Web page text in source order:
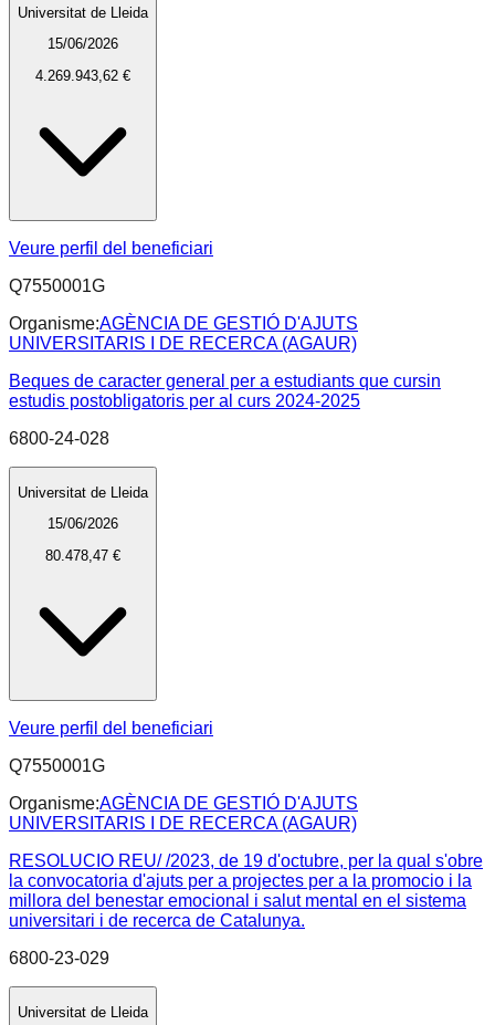
Universitat de Lleida
15/06/2026
4.269.943,62 €
Veure perfil del beneficiari
Q7550001G
Organisme:AGÈNCIA DE GESTIÓ D'AJUTS
UNIVERSITARIS I DE RECERCA (AGAUR)
Beques de caracter general per a estudiants que cursin
estudis postobligatoris per al curs 2024-2025
6800-24-028
Universitat de Lleida
15/06/2026
80.478,47 €
Veure perfil del beneficiari
Q7550001G
Organisme:AGÈNCIA DE GESTIÓ D'AJUTS
UNIVERSITARIS I DE RECERCA (AGAUR)
RESOLUCIO REU/ /2023, de 19 d'octubre, per la qual s'obre
la convocatoria d'ajuts per a projectes per a la promocio i la
millora del benestar emocional i salut mental en el sistema
universitari i de recerca de Catalunya.
6800-23-029
Universitat de Lleida